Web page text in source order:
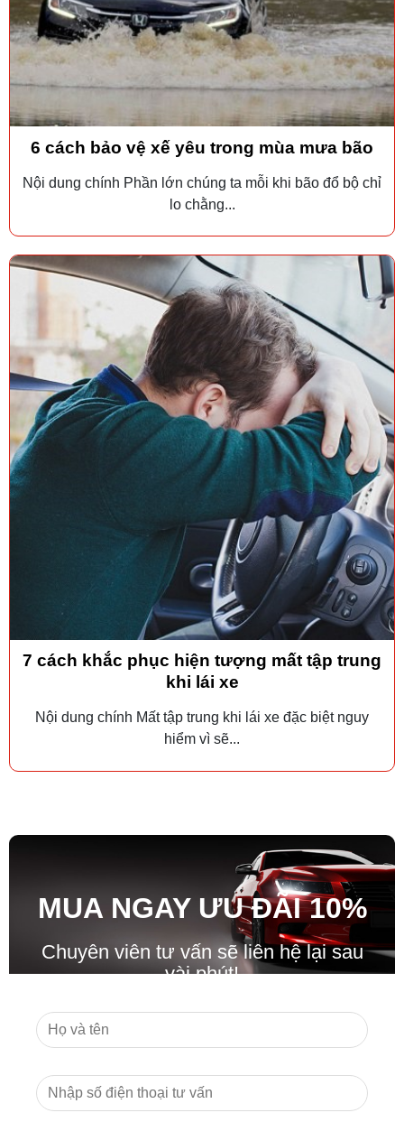
6 cách bảo vệ xế yêu trong mùa mưa bão
Nội dung chính Phần lớn chúng ta mỗi khi bão đổ bộ chỉ
lo chằng...
7 cách khắc phục hiện tượng mất tập trung
khi lái xe
Nội dung chính Mất tập trung khi lái xe đặc biệt nguy
hiểm vì sẽ...
MUA NGAY ƯU ĐÃI10%
Chuyên viên tư vấn sẽ liên hệ lại sau
vài phút!